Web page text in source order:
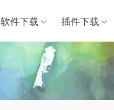
软件下载 插件下载